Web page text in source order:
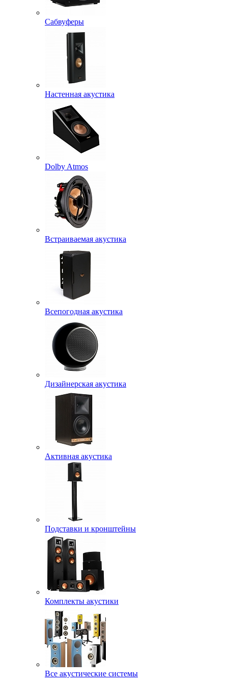
Сабвуферы
Настенная акустика
Dolby Atmos
Встраиваемая акустика
Всепогодная акустика
Дизайнерская акустика
Активная акустика
Подставки и кронштейны
Комплекты акустики
Все акустические системы